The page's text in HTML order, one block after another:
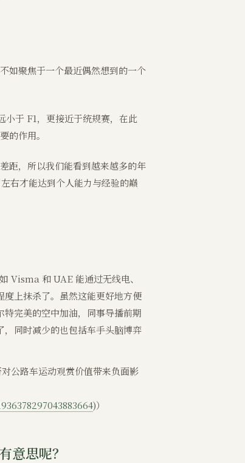
如聚焦于一个最近偶然想到的一个
小于 F1，更接近于统规赛，在此
的作用。
距，所以我们能看到越来越多的年
右才能达到个人能力与经验的巅
Visma 和 UAE 能通过无线电、
上抹杀了。虽然这能更好地方便
完美的空中加油，同事导播前期
同时减少的也包括车手头脑博弈
公路车运动观赏价值带来负面影
)）
意思呢？